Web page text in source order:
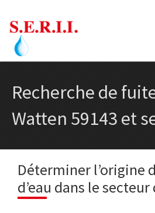
Recherche de
Watten 59143 et
Déterminer l’origine
d’eau dans le